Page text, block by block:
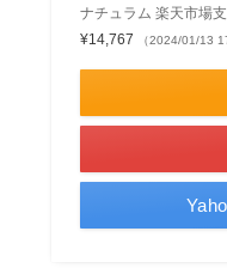
ナチュラム 楽天市場
¥14,767
（2024/01/13